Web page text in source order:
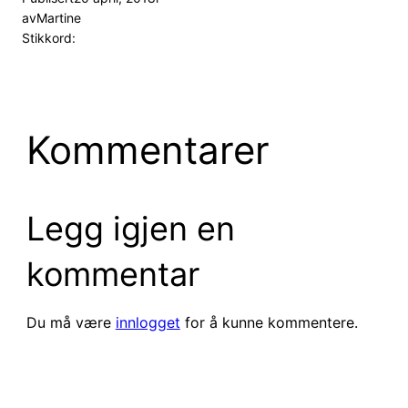
avMartine
Stikkord:
Kommentarer
Legg igjen en
kommentar
Du må være innlogget for å kunne kommentere.